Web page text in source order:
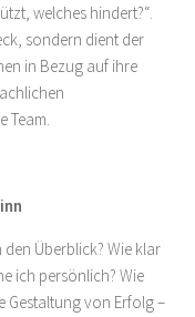
welches hindert?“.
sondern dient der
in Bezug auf ihre
Team.
Überblick? Wie klar
ich persönlich? Wie
Gestaltung von Erfolg –